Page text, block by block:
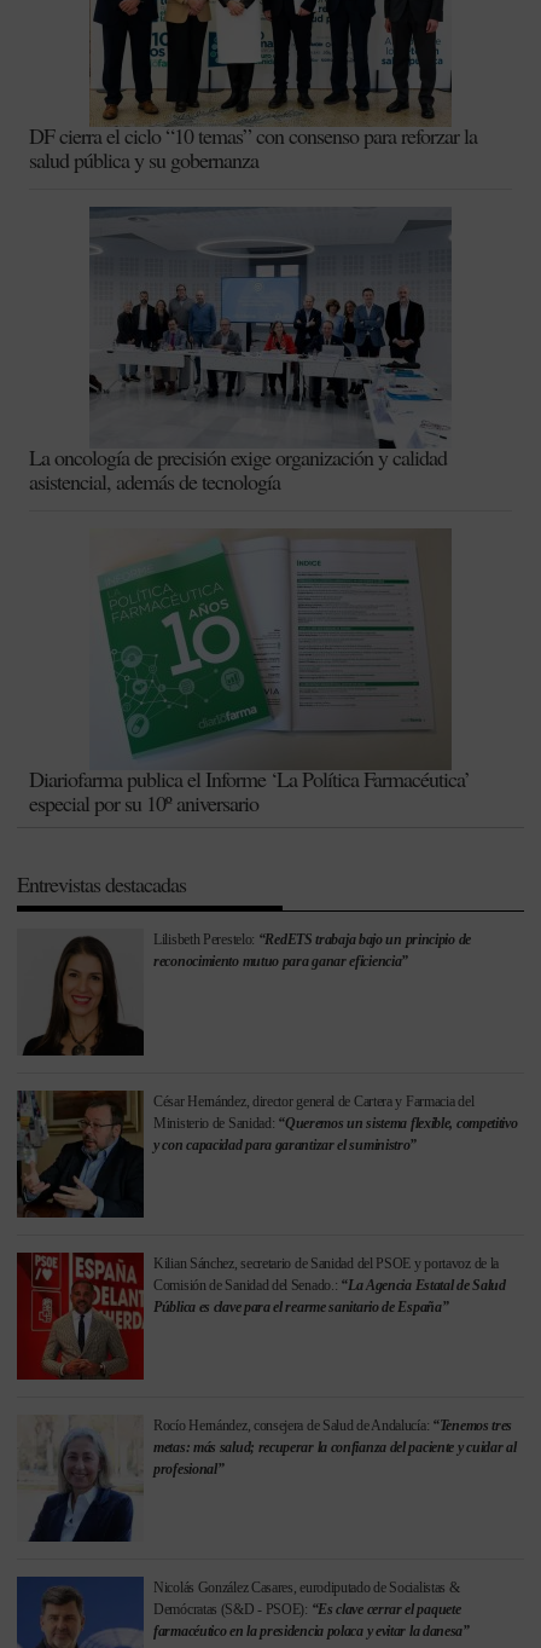
DF cierra el ciclo “10 temas” con consenso para reforzar la
salud pública y su gobernanza
La oncología de precisión exige organización y calidad
asistencial, además de tecnología
Diariofarma publica el Informe ‘La Política Farmacéutica’
especial por su 10º aniversario
Entrevistas destacadas
Lilisbeth Perestelo: “RedETS trabaja bajo un principio de
reconocimiento mutuo para ganar eficiencia”
César Hernández, director general de Cartera y Farmacia del
Ministerio de Sanidad: “Queremos un sistema flexible, competitivo
y con capacidad para garantizar el suministro”
Kilian Sánchez, secretario de Sanidad del PSOE y portavoz de la
Comisión de Sanidad del Senado.: “La Agencia Estatal de Salud
Pública es clave para el rearme sanitario de España”
Rocío Hernández, consejera de Salud de Andalucía: “Tenemos tres
metas: más salud; recuperar la confianza del paciente y cuidar al
profesional”
Nicolás González Casares, eurodiputado de Socialistas &
Demócratas (S&D - PSOE): “Es clave cerrar el paquete
farmacéutico en la presidencia polaca y evitar la danesa”